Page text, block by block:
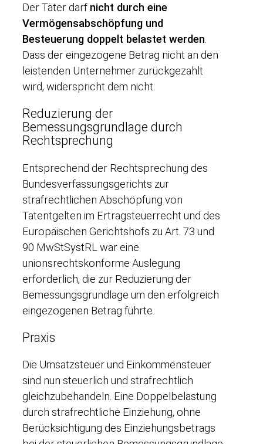
Der Täter darf nicht durch eine
Vermögensabschöpfung und
Besteuerung doppelt belastet werden
Dass der eingezogene Betrag nicht an den
leistenden Unternehmer zurückgezahlt
wird, widerspricht dem nicht.
Reduzierung der
Bemessungsgrundlage durch
Rechtsprechung
Entsprechend der Rechtsprechung des
Bundesverfassungsgerichts zur
strafrechtlichen Abschöpfung von
Tatentgelten im Ertragsteuerrecht und des
Europäischen Gerichtshofs zu Art. 73 und
90 MwStSystRL war eine
unionsrechtskonforme Auslegung
erforderlich, die zur Reduzierung der
Bemessungsgrundlage um den erfolgreich
eingezogenen Betrag führte.
Praxis
Die Umsatzsteuer und Einkommensteuer
sind nun steuerlich und strafrechtlich
gleichzubehandeln. Eine Doppelbelastung
durch strafrechtliche Einziehung, ohne
Berücksichtigung des Einziehungsbetrags